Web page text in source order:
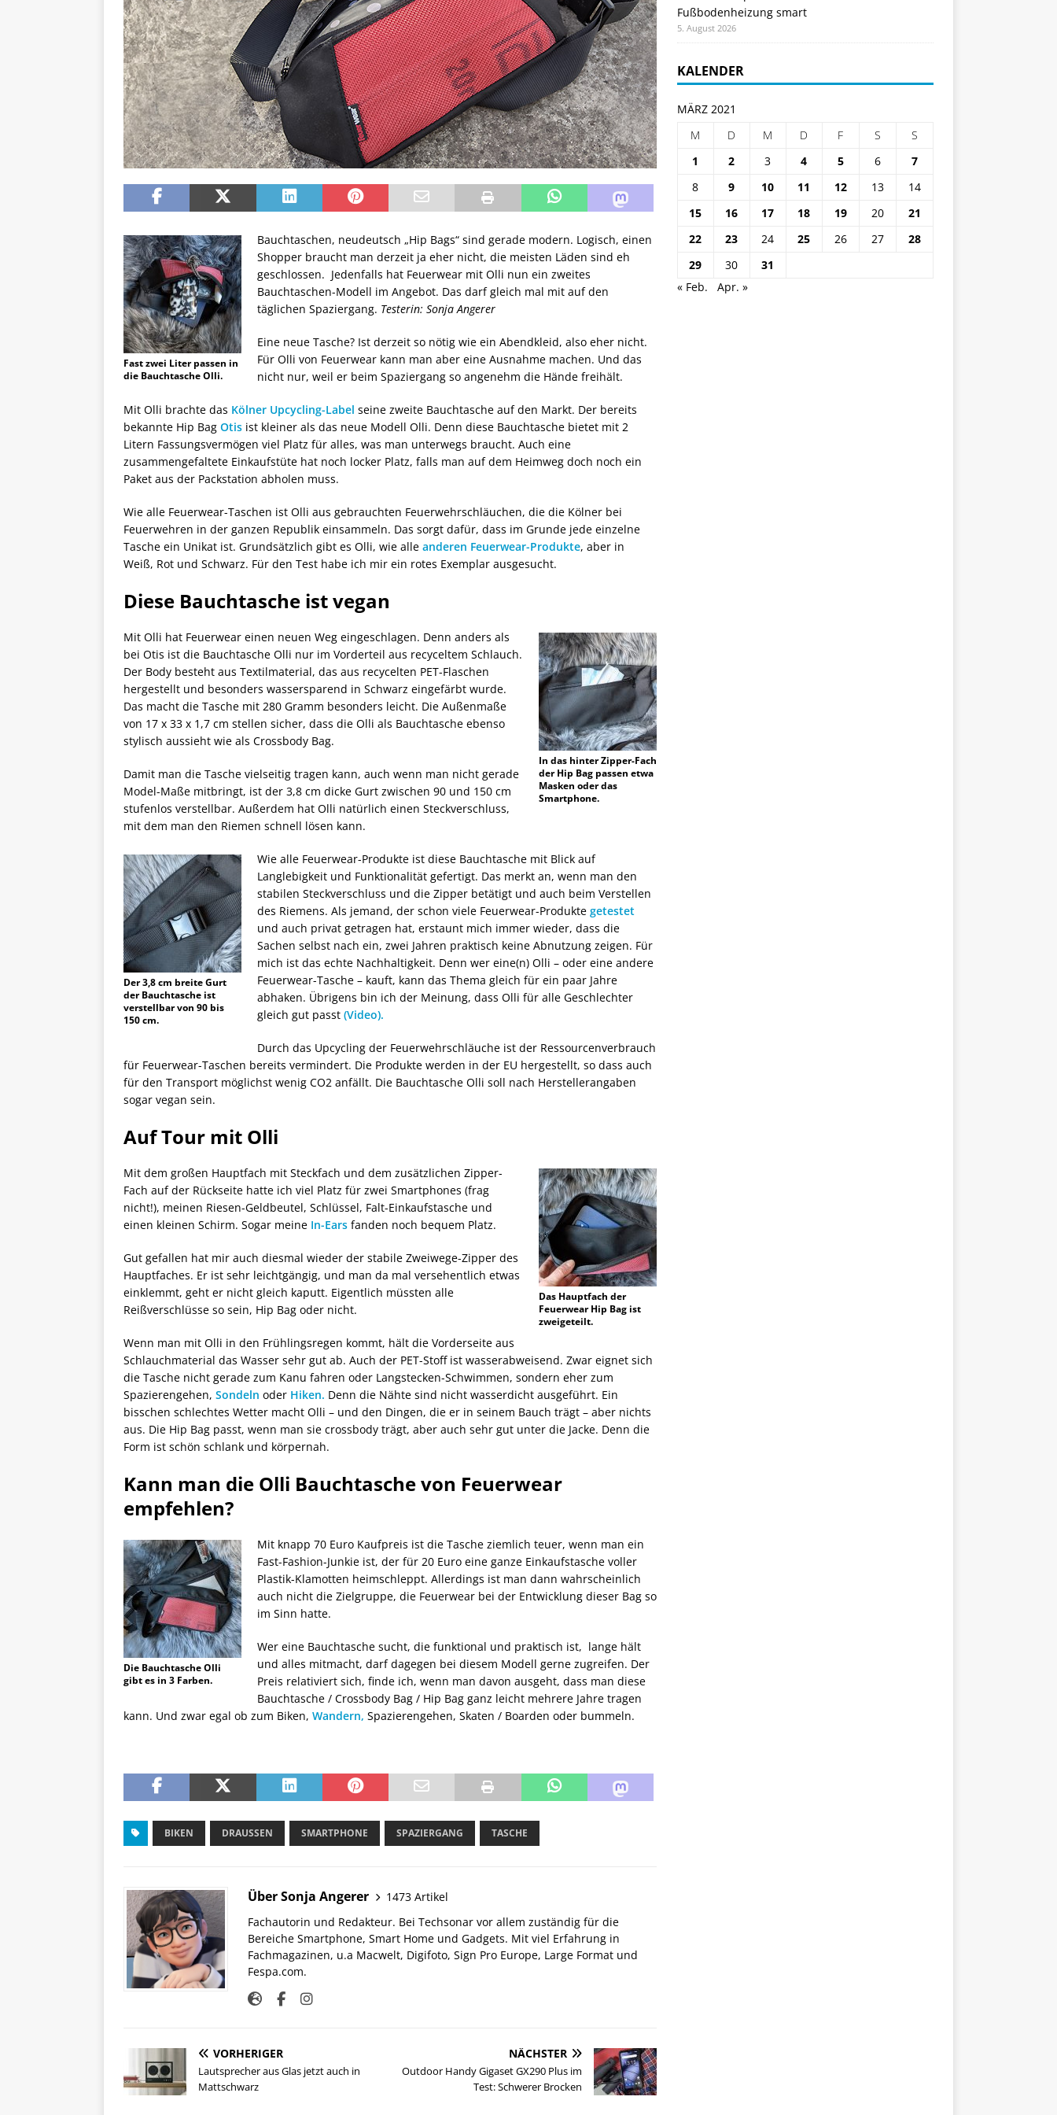
Fast zwei Liter passen in
die Bauchtasche Olli.
Bauchtaschen, neudeutsch „Hip Bags“ sind gerade modern. Logisch, einen
Shopper braucht man derzeit ja eher nicht, die meisten Läden sind eh
geschlossen. Jedenfalls hat Feuerwear mit Olli nun ein zweites
Bauchtaschen-Modell im Angebot. Das darf gleich mal mit auf den
täglichen Spaziergang. Testerin: Sonja Angerer
Eine neue Tasche? Ist derzeit so nötig wie ein Abendkleid, also eher nicht.
Für Olli von Feuerwear kann man aber eine Ausnahme machen. Und das
nicht nur, weil er beim Spaziergang so angenehm die Hände freihält.
Mit Olli brachte das Kölner Upcycling-Label seine zweite Bauchtasche auf den Markt. Der bereits
bekannte Hip Bag Otis ist kleiner als das neue Modell Olli. Denn diese Bauchtasche bietet mit 2
Litern Fassungsvermögen viel Platz für alles, was man unterwegs braucht. Auch eine
zusammengefaltete Einkaufstüte hat noch locker Platz, falls man auf dem Heimweg doch noch ein
Paket aus der Packstation abholen muss.
Wie alle Feuerwear-Taschen ist Olli aus gebrauchten Feuerwehrschläuchen, die die Kölner bei
Feuerwehren in der ganzen Republik einsammeln. Das sorgt dafür, dass im Grunde jede einzelne
Tasche ein Unikat ist. Grundsätzlich gibt es Olli, wie alle anderen Feuerwear-Produkte, aber in
Weiß, Rot und Schwarz. Für den Test habe ich mir ein rotes Exemplar ausgesucht.
Diese Bauchtasche ist vegan
In das hinter Zipper-Fach
der Hip Bag passen etwa
Masken oder das
Smartphone.
Mit Olli hat Feuerwear einen neuen Weg eingeschlagen. Denn anders als
bei Otis ist die Bauchtasche Olli nur im Vorderteil aus recyceltem Schlauch.
Der Body besteht aus Textilmaterial, das aus recycelten PET-Flaschen
hergestellt und besonders wassersparend in Schwarz eingefärbt wurde.
Das macht die Tasche mit 280 Gramm besonders leicht. Die Außenmaße
von 17 x 33 x 1,7 cm stellen sicher, dass die Olli als Bauchtasche ebenso
stylisch aussieht wie als Crossbody Bag.
Damit man die Tasche vielseitig tragen kann, auch wenn man nicht gerade
Model-Maße mitbringt, ist der 3,8 cm dicke Gurt zwischen 90 und 150 cm
stufenlos verstellbar. Außerdem hat Olli natürlich einen Steckverschluss,
mit dem man den Riemen schnell lösen kann.
Der 3,8 cm breite Gurt
der Bauchtasche ist
verstellbar von 90 bis
150 cm.
Wie alle Feuerwear-Produkte ist diese Bauchtasche mit Blick auf
Langlebigkeit und Funktionalität gefertigt. Das merkt an, wenn man den
stabilen Steckverschluss und die Zipper betätigt und auch beim Verstellen
des Riemens. Als jemand, der schon viele Feuerwear-Produkte getestet
und auch privat getragen hat, erstaunt mich immer wieder, dass die
Sachen selbst nach ein, zwei Jahren praktisch keine Abnutzung zeigen. Für
mich ist das echte Nachhaltigkeit. Denn wer eine(n) Olli – oder eine andere
Feuerwear-Tasche – kauft, kann das Thema gleich für ein paar Jahre
abhaken. Übrigens bin ich der Meinung, dass Olli für alle Geschlechter
gleich gut passt (Video).
Durch das Upcycling der Feuerwehrschläuche ist der Ressourcenverbrauch
für Feuerwear-Taschen bereits vermindert. Die Produkte werden in der EU hergestellt, so dass auch
für den Transport möglichst wenig CO2 anfällt. Die Bauchtasche Olli soll nach Herstellerangaben
sogar vegan sein.
Auf Tour mit Olli
Das Hauptfach der
Feuerwear Hip Bag ist
zweigeteilt.
Mit dem großen Hauptfach mit Steckfach und dem zusätzlichen Zipper-
Fach auf der Rückseite hatte ich viel Platz für zwei Smartphones (frag
nicht!), meinen Riesen-Geldbeutel, Schlüssel, Falt-Einkaufstasche und
einen kleinen Schirm. Sogar meine In-Ears fanden noch bequem Platz.
Gut gefallen hat mir auch diesmal wieder der stabile Zweiwege-Zipper des
Hauptfaches. Er ist sehr leichtgängig, und man da mal versehentlich etwas
einklemmt, geht er nicht gleich kaputt. Eigentlich müssten alle
Reißverschlüsse so sein, Hip Bag oder nicht.
Wenn man mit Olli in den Frühlingsregen kommt, hält die Vorderseite aus
Schlauchmaterial das Wasser sehr gut ab. Auch der PET-Stoff ist wasserabweisend. Zwar eignet sich
die Tasche nicht gerade zum Kanu fahren oder Langstecken-Schwimmen, sondern eher zum
Spazierengehen, Sondeln oder Hiken. Denn die Nähte sind nicht wasserdicht ausgeführt. Ein
bisschen schlechtes Wetter macht Olli – und den Dingen, die er in seinem Bauch trägt – aber nichts
aus. Die Hip Bag passt, wenn man sie crossbody trägt, aber auch sehr gut unter die Jacke. Denn die
Form ist schön schlank und körpernah.
Kann man die Olli Bauchtasche von Feuerwear
empfehlen?
Die Bauchtasche Olli
gibt es in 3 Farben.
Mit knapp 70 Euro Kaufpreis ist die Tasche ziemlich teuer, wenn man ein
Fast-Fashion-Junkie ist, der für 20 Euro eine ganze Einkaufstasche voller
Plastik-Klamotten heimschleppt. Allerdings ist man dann wahrscheinlich
auch nicht die Zielgruppe, die Feuerwear bei der Entwicklung dieser Bag so
im Sinn hatte.
Wer eine Bauchtasche sucht, die funktional und praktisch ist, lange hält
und alles mitmacht, darf dagegen bei diesem Modell gerne zugreifen. Der
Preis relativiert sich, finde ich, wenn man davon ausgeht, dass man diese
Bauchtasche / Crossbody Bag / Hip Bag ganz leicht mehrere Jahre tragen
kann. Und zwar egal ob zum Biken, Wandern, Spazierengehen, Skaten / Boarden oder bummeln.
BIKEN DRAUSSEN SMARTPHONE SPAZIERGANG TASCHE
Über Sonja Angerer
1473 Artikel
Fachautorin und Redakteur. Bei Techsonar vor allem zuständig für die
Bereiche Smartphone, Smart Home und Gadgets. Mit viel Erfahrung in
Fachmagazinen, u.a Macwelt, Digifoto, Sign Pro Europe, Large Format und
Fespa.com.
VORHERIGER
Lautsprecher aus Glas jetzt auch in
Mattschwarz
NÄCHSTER
Outdoor Handy Gigaset GX290 Plus im
Test: Schwerer Brocken
Fußbodenheizung smart
5. August 2026
KALENDER
MÄRZ 2021
M
D M D F S
S
1
2 3 4 5 6
7
8
9 10 11 12 13
14
15
16 17 18 19 20
21
22
23 24 25 26 27
28
29
30
31
« Feb.
Apr. »